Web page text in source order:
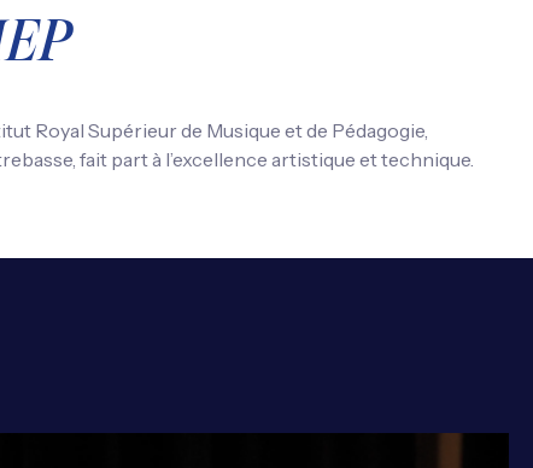
Royal Supérieur de Musique et de Pédagogie,
fait part à l’excellence artistique et technique.